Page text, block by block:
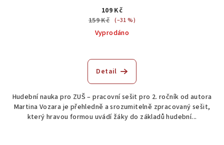
109 Kč
159 Kč (–31 %)
Vyprodáno
Detail
Hudební nauka pro ZUŠ – pracovní sešit pro 2. ročník od autora
Martina Vozara je přehledně a srozumitelně zpracovaný sešit,
který hravou formou uvádí žáky do základů hudební...